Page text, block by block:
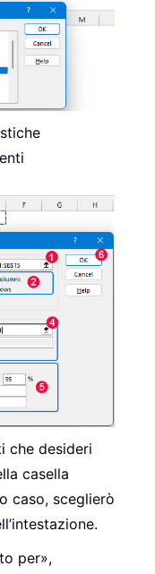
che desideri
casella
caso, sceglierò
per»,